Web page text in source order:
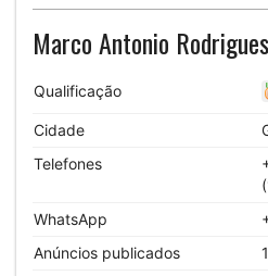
Marco Antonio Rodrigues
Qualificação
Cidade
Telefones
WhatsApp
Anúncios publicados